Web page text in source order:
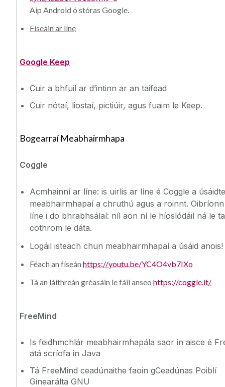
Aip Android ó stóras Google.
Físeáin ar líne
Google Keep
Cuir a bhfuil ar d’intinn ar an taifead
Cuir nótaí, liostaí, pictiúir, agus fuaim le Keep.
Bogearraí Meabhairmhapa
Coggle
Acmhainní ar líne: is uirlis ar líne é Coggle a
meabhairmhapaí a chruthú agus a roinnt.
líne i do bhrabhsálaí: níl aon ní le híoslódáil ná le
cothrom le dáta.
Logáil isteach chun meabhairmhapaí a úsáid anois!
Féach an físeánhttps://youtu.be/YC4O4vb7IXo
Tá an láithreán gréasáin le fáil anseohttps://coggle.it/
FreeMind
Is feidhmchlár meabhairmhapála saor in aisce é
atá scríofa in Java
Tá FreeMind ceadúnaithe faoin gCeadúnas Poiblí
Ginearálta GNU